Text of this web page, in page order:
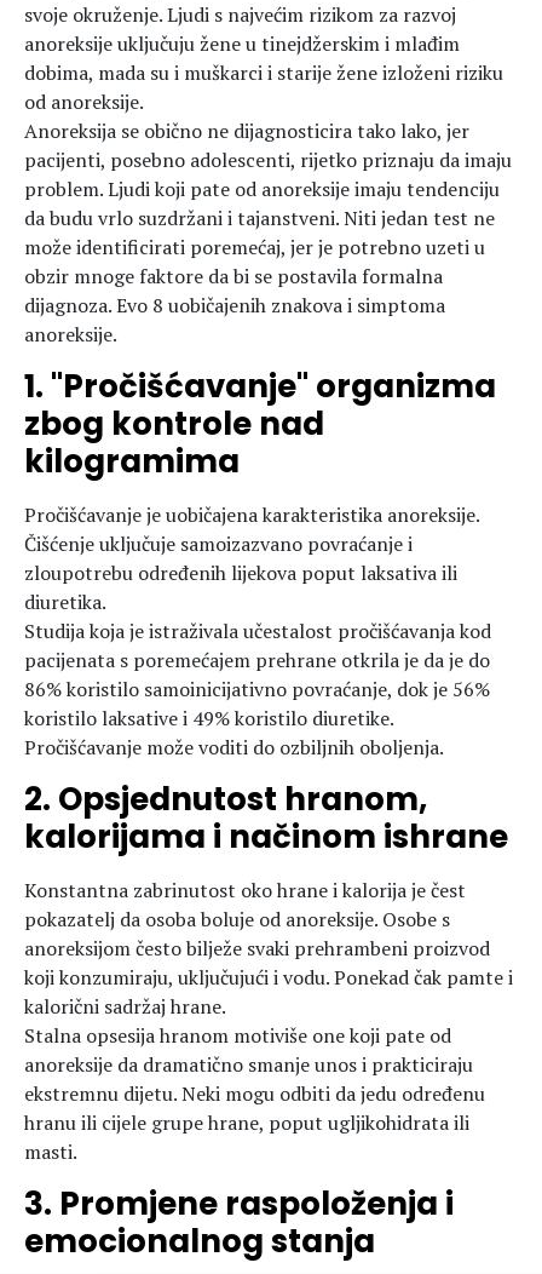
svoje okruženje. Ljudi s najvećim rizikom za razvoj
anoreksije uključuju žene u tinejdžerskim i mlađim
dobima, mada su i muškarci i starije žene izloženi riziku
od anoreksije.
Anoreksija se obično ne dijagnosticira tako lako, jer
pacijenti, posebno adolescenti, rijetko priznaju da imaju
problem. Ljudi koji pate od anoreksije imaju tendenciju
da budu vrlo suzdržani i tajanstveni. Niti jedan test ne
može identificirati poremećaj, jer je potrebno uzeti u
obzir mnoge faktore da bi se postavila formalna
dijagnoza. Evo 8 uobičajenih znakova i simptoma
anoreksije.
1. ''Pročišćavanje'' organizma
zbog kontrole nad
kilogramima
Pročišćavanje je uobičajena karakteristika anoreksije.
Čišćenje uključuje samoizazvano povraćanje i
zloupotrebu određenih lijekova poput laksativa ili
diuretika.
Studija koja je istraživala učestalost pročišćavanja kod
pacijenata s poremećajem prehrane otkrila je da je do
86% koristilo samoinicijativno povraćanje, dok je 56%
koristilo laksative i 49% koristilo diuretike.
Pročišćavanje može voditi do ozbiljnih oboljenja.
2. Opsjednutost hranom,
kalorijama i načinom ishrane
Konstantna zabrinutost oko hrane i kalorija je čest
pokazatelj da osoba boluje od anoreksije. Osobe s
anoreksijom često bilježe svaki prehrambeni proizvod
koji konzumiraju, uključujući i vodu. Ponekad čak pamte i
kalorični sadržaj hrane.
Stalna opsesija hranom motiviše one koji pate od
anoreksije da dramatično smanje unos i prakticiraju
ekstremnu dijetu. Neki mogu odbiti da jedu određenu
hranu ili cijele grupe hrane, poput ugljikohidrata ili
masti.
3. Promjene raspoloženja i
emocionalnog stanja